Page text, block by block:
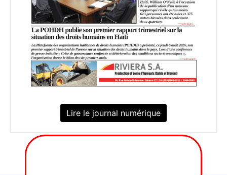
Lire le journal numérique